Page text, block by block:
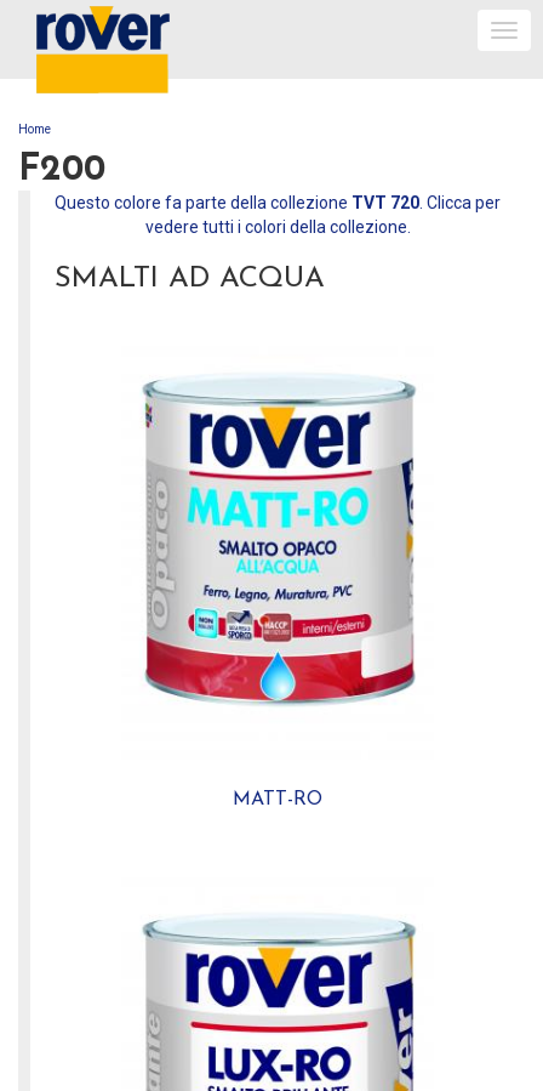
TU SEI QUI
Home
F200
Questo colore fa parte della collezione TVT 720 . Clicca per
vedere tutti i colori della collezione.
SMALTI AD ACQUA
MATT-RO